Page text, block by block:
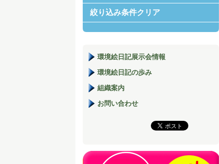
絞り込み条件クリア
環境絵日記展示会情報
環境絵日記の歩み
組織案内
お問い合わせ